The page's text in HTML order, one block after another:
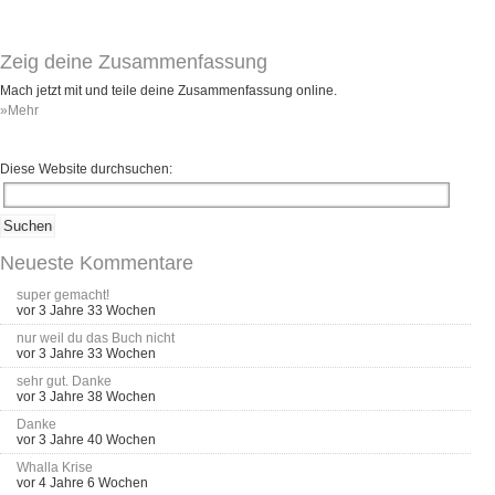
Zeig deine Zusammenfassung
Mach jetzt mit und teile deine Zusammenfassung online.
»Mehr
Diese Website durchsuchen:
Neueste Kommentare
super gemacht!
vor 3 Jahre 33 Wochen
nur weil du das Buch nicht
vor 3 Jahre 33 Wochen
sehr gut. Danke
vor 3 Jahre 38 Wochen
Danke
vor 3 Jahre 40 Wochen
Whalla Krise
vor 4 Jahre 6 Wochen